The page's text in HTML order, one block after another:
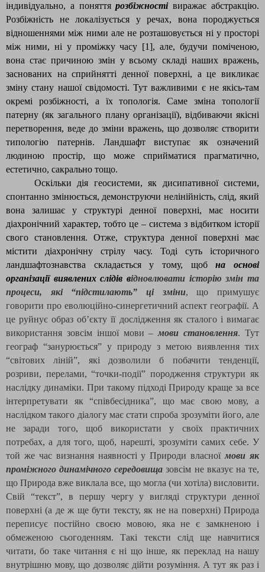
індивідуально, а поняттярозбіжностівиражає абстракцію.
Розбіжність не локалізується у речах, вона породжується
відношеннями між ними але не розташовується ні у просторі
між ними, ні у проміжку часу [1], але, будучи поміченою,
вона стає причиною змін у всьому складі наших вражень,
заснованих на сприйнятті денної поверхні, а це викликає
зміну стану нашої свідомості. Тут важливими є не якісь-там
окремі розбіжності, а їх топологія. Саме зміна топології
патерну (як загального плану організації), відбиваючи якісні
перетворення, веде до зміни вражень, що дозволяє створити
типологію патернів. Ландшафт виступає як означений
людиною простір, що може сприйматися прагматично,
естетично, сакрально тощо.
Оскільки дія геосистеми, як дисипативної системи,
спонтанно змінюється, демонструючи нелінійність, слід, який
вона залишає у структурі денної поверхні, має носити
діахронічний характер, тобто це – система з відбитком історії
свого становлення. Отже, структура денної поверхні має
містити діахронічну стрілу часу. Тоді суть історичного
ландшафтознавства складається у тому, щобна основі
організації виявлених слідів відновлювати історію змін та
процеси, які “підстилають” ці зміни, що примушує
говорити про еволюційно-синергетичний аспект географії. А
це руйнує образ об’єкту її дослідження як сталого і вимагає
використання зовсім іншої мови –мови становлення. Тут
географ “занурюється” у природу з метою виявлення тих
“світових ліній”, які дозволили б побачити тенденції,
розриви, перелами, “точки-події” породження структури як
наслідку динаміки. При такому підході Природу краще за все
інтерпретувати як “співбесідника”, що має свою мову, а
наслідком такого діалогу має стати спроба зрозуміти його, але
не заради того, щоб використати у своїх практичних
потребах, а для того, щоб, нарешті, зрозуміти самих себе. У
той же час визнання наявності у Природи власноїмови як
проміжного динамічного середовища зовсім не вказує на те,
що Природа вже виклала все, що могла (чи хотіла) висловити.
Свій “текст”, в першу чергу у вигляді структури денної
поверхні (а де ж ще бути тексту, як не на поверхні) Природа
переписує постійно своєю мовою, яка не є замкненою і
обмеженою сьогоденням. Такі тексти слід ще навчитися
читати, бо таке читання є ні що інше, як переклад на нашу
внутрішню мову, що дозволяє дійти розуміння. А тут як раз і